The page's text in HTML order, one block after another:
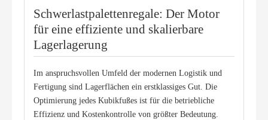
Schwerlastpalettenregale: Der Motor
für eine effiziente und skalierbare
Lagerlagerung
Im anspruchsvollen Umfeld der modernen Logistik und
Fertigung sind Lagerflächen ein erstklassiges Gut. Die
Optimierung jedes Kubikfußes ist für die betriebliche
Effizienz und Kostenkontrolle von größter Bedeutung.